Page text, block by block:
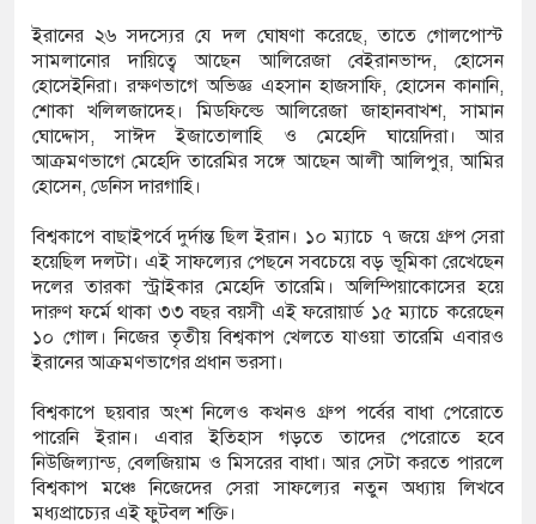
টেকসই প্রযুক্তিনির্ভর উন্নয়ন: ফকির মাহবুব আনাম
ইরানের ২৬ সদস্যের যে দল ঘোষণা করেছে, তাতে গোলপোস্ট
সামলানোর দায়িত্বে আছেন আলিরেজা বেইরানভান্দ, হোসেন
হোসেইনিরা। রক্ষণভাগে অভিজ্ঞ এহসান হাজসাফি, হোসেন কানানি,
শোকা খলিলজাদেহ। মিডফিল্ডে আলিরেজা জাহানবাখশ, সামান
ঘোদ্দোস, সাঈদ ইজাতোলাহি ও মেহেদি ঘায়েদিরা। আর
আক্রমণভাগে মেহেদি তারেমির সঙ্গে আছেন আলী আলিপুর, আমির
হোসেন, ডেনিস দারগাহি।
বিশ্বকাপে বাছাইপর্বে দুর্দান্ত ছিল ইরান। ১০ ম্যাচে ৭ জয়ে গ্রুপ সেরা
হয়েছিল দলটা। এই সাফল্যের পেছনে সবচেয়ে বড় ভূমিকা রেখেছেন
দলের তারকা স্ট্রাইকার মেহেদি তারেমি। অলিম্পিয়াকোসের হয়ে
দারুণ ফর্মে থাকা ৩৩ বছর বয়সী এই ফরোয়ার্ড ১৫ ম্যাচে করেছেন
১০ গোল। নিজের তৃতীয় বিশ্বকাপ খেলতে যাওয়া তারেমি এবারও
ইরানের আক্রমণভাগের প্রধান ভরসা।
বিশ্বকাপে ছয়বার অংশ নিলেও কখনও গ্রুপ পর্বের বাধা পেরোতে
পারেনি ইরান। এবার ইতিহাস গড়তে তাদের পেরোতে হবে
নিউজিল্যান্ড, বেলজিয়াম ও মিসরের বাধা। আর সেটা করতে পারলে
বিশ্বকাপ মঞ্চে নিজেদের সেরা সাফল্যের নতুন অধ্যায় লিখবে
মধ্যপ্রাচ্যের এই ফুটবল শক্তি।